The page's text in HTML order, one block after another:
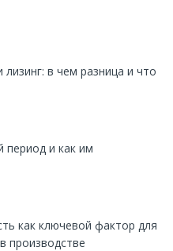
лизинг: в чем разница и что
период и как им
как ключевой фактор для
производстве